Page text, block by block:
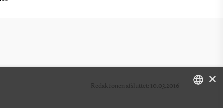
Redaktionen afsluttet: 10.03.2016 ×